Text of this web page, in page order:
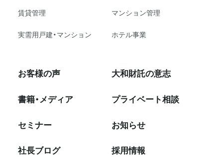
賃貸管理
マンション管理
実需用戸建・マンション
ホテル事業
お客様の声
書籍・メディア
セミナー
社⻑ブログ
大和財託の意志
プライベート相談
お知らせ
採⽤情報